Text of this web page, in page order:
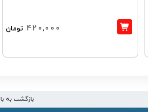
420,000 تومان
بازگشت به